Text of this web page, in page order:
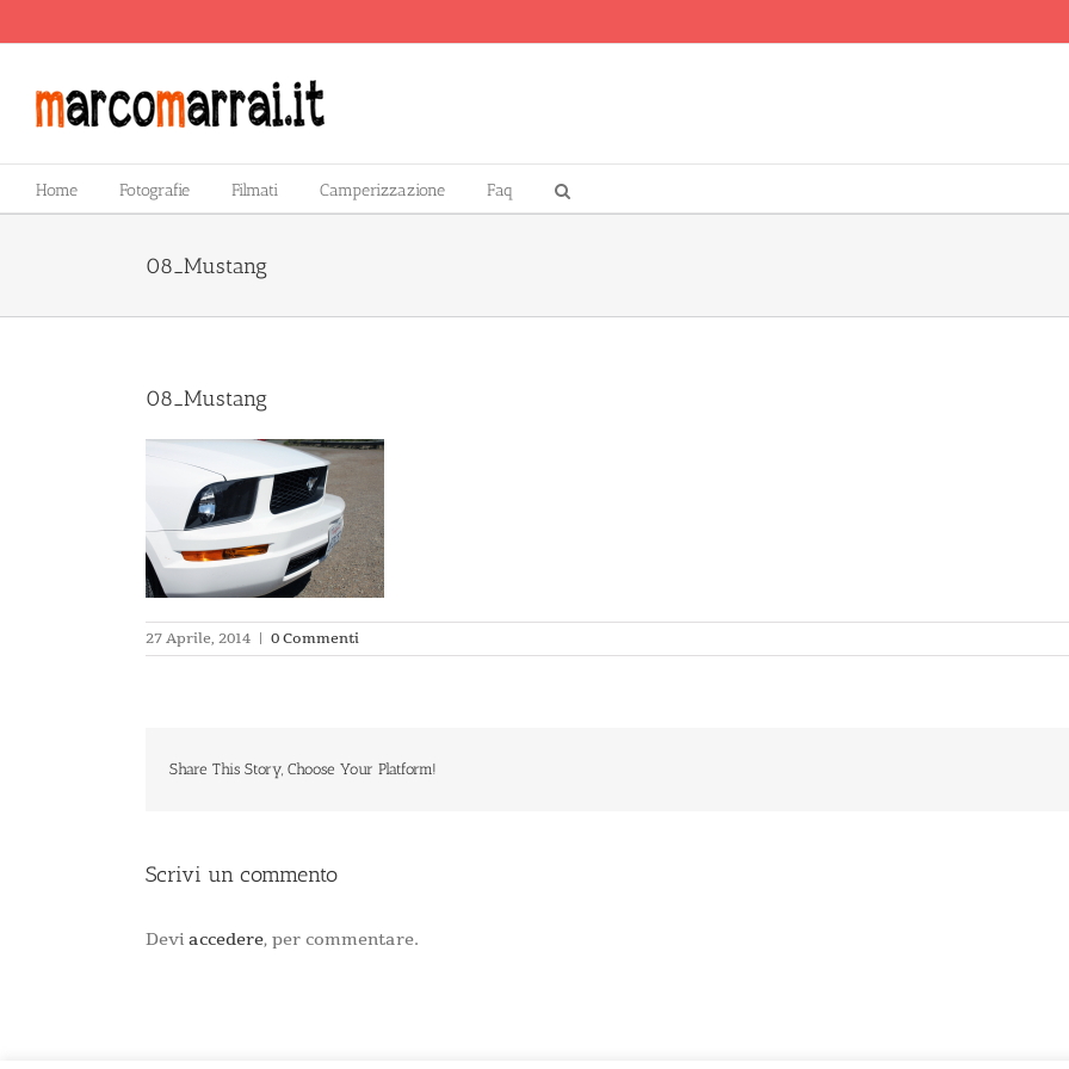
Home Fotografie Filmati Camperizzazione Faq
08_Mustang
08_Mustang
27 Aprile, 2014 | 0 Commenti
Share This Story, Choose Your Platform!
Scrivi un commento
Devi accedere, per commentare.